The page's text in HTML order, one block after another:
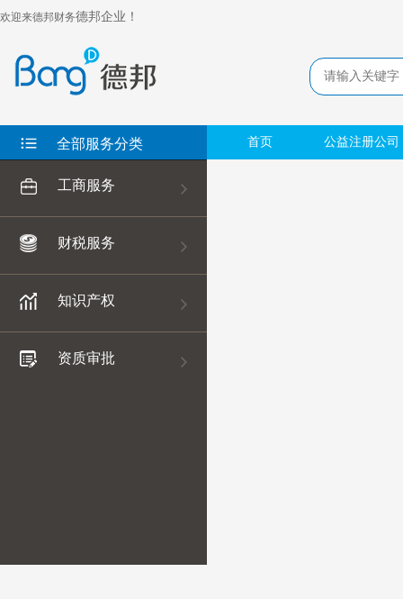
欢迎来德邦财务德邦企业！
全部服务分类
工商服务
财税服务
知识产权
资质审批
首页 公益注册公司